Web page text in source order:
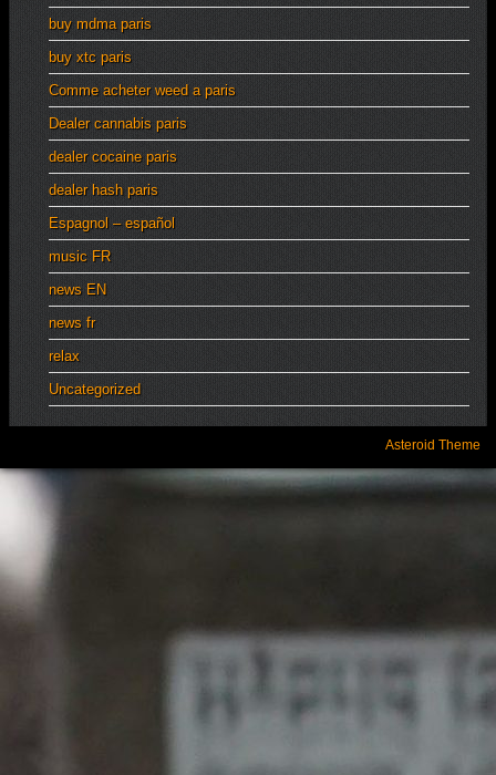
buy mdma paris
buy xtc paris
Comme acheter weed a paris
Dealer cannabis paris
dealer cocaine paris
dealer hash paris
Espagnol – español
music FR
news EN
news fr
relax
Uncategorized
Asteroid Theme